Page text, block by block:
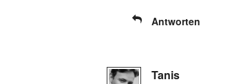
Antworten
Tanis